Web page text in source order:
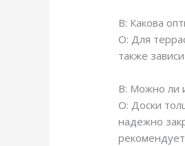
В: Какова
О: Для
также
В: Можно ли
О: Доски
надежно